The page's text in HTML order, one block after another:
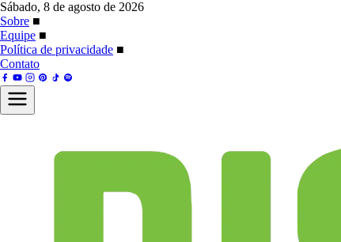
Sábado, 8 de agosto de 2026
Sobre ■
Equipe ■
Política de privacidade ■
Contato